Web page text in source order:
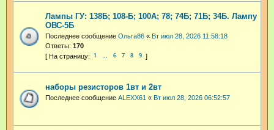
Лампы ГУ: 138Б; 108-Б; 100А; 78; 74Б; 71Б; 34Б. Лампу
ОВС-5Б
Последнее сообщение Ольга86 « Вт июл 28, 2026 11:58:18
Ответы: 170
1 6 7 8 9
наборы резисторов 1вт и 2вт
Последнее сообщение ALEXX61 « Вт июл 28, 2026 06:52:57